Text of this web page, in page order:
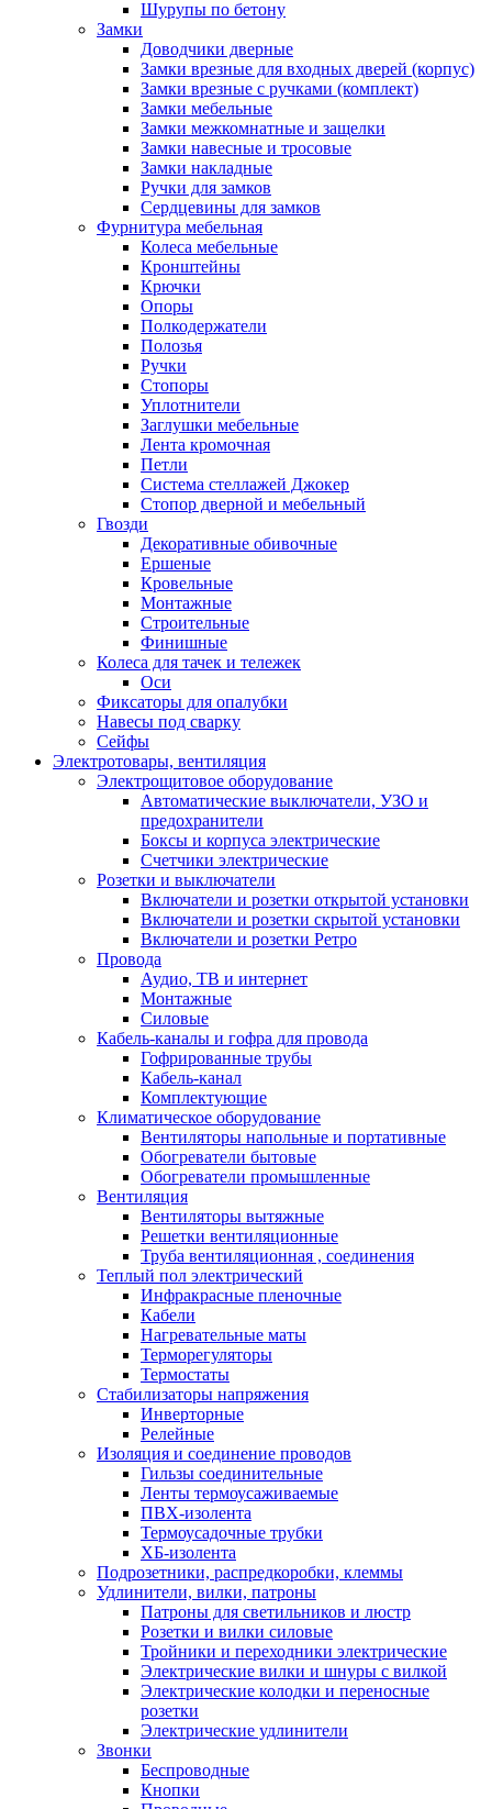
Шурупы по бетону
Замки
Доводчики дверные
Замки врезные для входных дверей (корпус)
Замки врезные с ручками (комплект)
Замки мебельные
Замки межкомнатные и защелки
Замки навесные и тросовые
Замки накладные
Ручки для замков
Сердцевины для замков
Фурнитура мебельная
Колеса мебельные
Кронштейны
Крючки
Опоры
Полкодержатели
Полозья
Ручки
Стопоры
Уплотнители
Заглушки мебельные
Лента кромочная
Петли
Система стеллажей Джокер
Стопор дверной и мебельный
Гвозди
Декоративные обивочные
Ершеные
Кровельные
Монтажные
Строительные
Финишные
Колеса для тачек и тележек
Оси
Фиксаторы для опалубки
Навесы под сварку
Сейфы
Электротовары, вентиляция
Электрощитовое оборудование
Автоматические выключатели, УЗО и
предохранители
Боксы и корпуса электрические
Счетчики электрические
Розетки и выключатели
Включатели и розетки открытой установки
Включатели и розетки скрытой установки
Включатели и розетки Ретро
Провода
Аудио, ТВ и интернет
Монтажные
Силовые
Кабель-каналы и гофра для провода
Гофрированные трубы
Кабель-канал
Комплектующие
Климатическое оборудование
Вентиляторы напольные и портативные
Обогреватели бытовые
Обогреватели промышленные
Вентиляция
Вентиляторы вытяжные
Решетки вентиляционные
Труба вентиляционная , соединения
Теплый пол электрический
Инфракрасные пленочные
Кабели
Нагревательные маты
Терморегуляторы
Термостаты
Стабилизаторы напряжения
Инверторные
Релейные
Изоляция и соединение проводов
Гильзы соединительные
Ленты термоусаживаемые
ПВХ-изолента
Термоусадочные трубки
ХБ-изолента
Подрозетники, распредкоробки, клеммы
Удлинители, вилки, патроны
Патроны для светильников и люстр
Розетки и вилки силовые
Тройники и переходники электрические
Электрические вилки и шнуры с вилкой
Электрические колодки и переносные
розетки
Электрические удлинители
Звонки
Беспроводные
Кнопки